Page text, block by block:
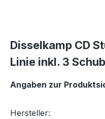
Disselkamp CD
Linie inkl. 3
Angaben zur
Hersteller: